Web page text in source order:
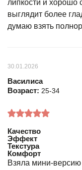
липкости и хорошо
выглядит более
думаю взять
30.01.2026
Василиса
Возраст: 25-34
Качество
Эффект
Текстура
Комфорт
Взяла мини-